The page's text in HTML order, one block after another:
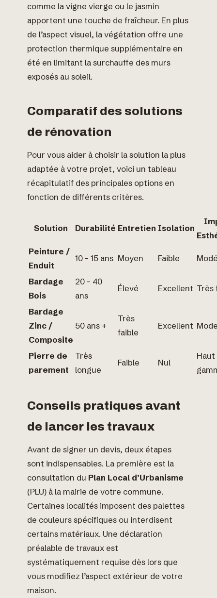
comme la vigne vierge ou le jasmin
apportent une touche de fraîcheur. En plus
de l’aspect visuel, la végétation offre une
protection thermique supplémentaire en
été en limitant la surchauffe des murs
exposés au soleil.
Comparatif des solutions
de rénovation
Pour vous aider à choisir la solution la plus
adaptée à votre projet, voici un tableau
récapitulatif des principales options en
fonction de différents critères.
Solution Durabilité Entretien Isolation
Peinture /
Enduit
10 – 15 ans Moyen Faible
Bardage
Bois
20 – 40
ans
Élevé Excellent Très
Bardage
Zinc /
Composite
50 ans +
Très
faible
Excellent
Pierre de
parement
Très
longue
Faible Nul
Haut
Conseils pratiques avant
de lancer les travaux
Avant de signer un devis, deux étapes
sont indispensables. La première est la
consultation du Plan Local d’Urbanisme
(PLU) à la mairie de votre commune.
Certaines localités imposent des palettes
de couleurs spécifiques ou interdisent
certains matériaux. Une déclaration
préalable de travaux est
systématiquement requise dès lors que
vous modifiez l’aspect extérieur de votre
maison.